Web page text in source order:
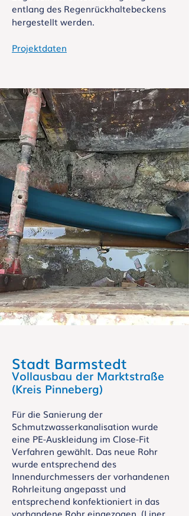
entlang des Regenrückhaltebeckens
hergestellt werden.
​Projektdaten
Stadt Barmstedt
Vollausbau der Marktstraße
(Kreis Pinneberg)
Für die Sanierung der
Schmutzwasserkanalisation wurde
eine PE-Auskleidung im Close-Fit
Verfahren gewählt. Das neue Rohr
wurde entsprechend des
Innendurchmessers der vorhandenen
Rohrleitung angepasst und
entsprechend konfektioniert in das
vorhandene Rohr eingezogen. (Liner